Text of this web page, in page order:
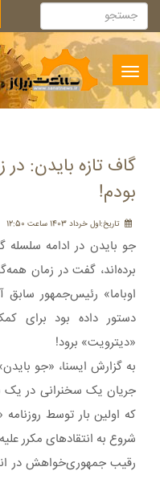
Toggle
navigation
گاف تازه بایدن: در
بودم!
تاريخ:اول خرداد 1403 ساعت 12:50
جو بایدن در ادامه
اوباما» رئیس‌جمهور سابق
دستور داده بود برای
«دیترویت» برود!
به گزارش ایسنا، «جو
جریان یک سخنرانی در یک
که اولین بار توسط
شروع به انتقادهای مکرر